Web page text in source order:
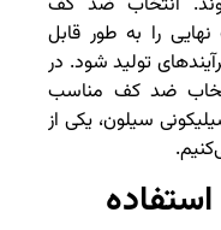
را به طور قابل
تولید شود. در
ضد کف مناسب
سیلون، یکی از